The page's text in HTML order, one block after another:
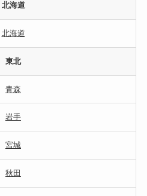
北海道
北海道
東北
青森
岩手
宮城
秋田